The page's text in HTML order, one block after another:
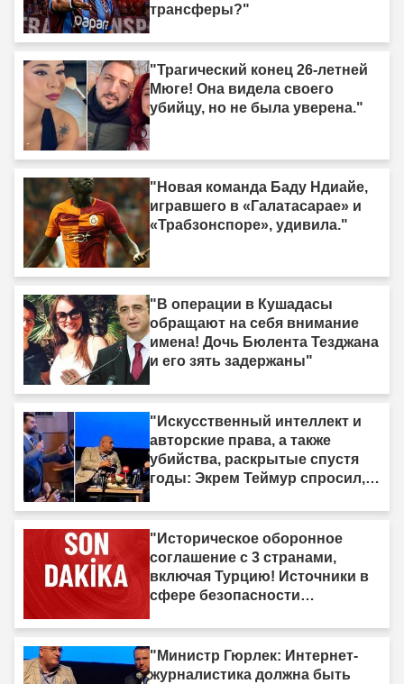
трансферы?"
"Трагический конец 26-летней
Мюге! Она видела своего
убийцу, но не была уверена."
"Новая команда Баду Ндиайе,
игравшего в «Галатасарае» и
«Трабзонспоре», удивила."
"В операции в Кушадасы
обращают на себя внимание
имена! Дочь Бюлента Тезджана
и его зять задержаны"
"Искусственный интеллект и
авторские права, а также
убийства, раскрытые спустя
годы: Экрем Теймур спросил,
"Историческое оборонное
соглашение с 3 странами,
включая Турцию! Источники в
сфере безопасности
"Министр Гюрлек: Интернет-
журналистика должна быть